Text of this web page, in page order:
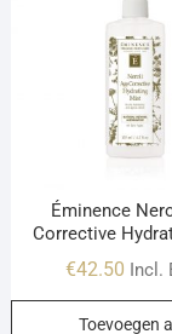
Éminence
Corrective
€42.50 Incl.
Toevoegen